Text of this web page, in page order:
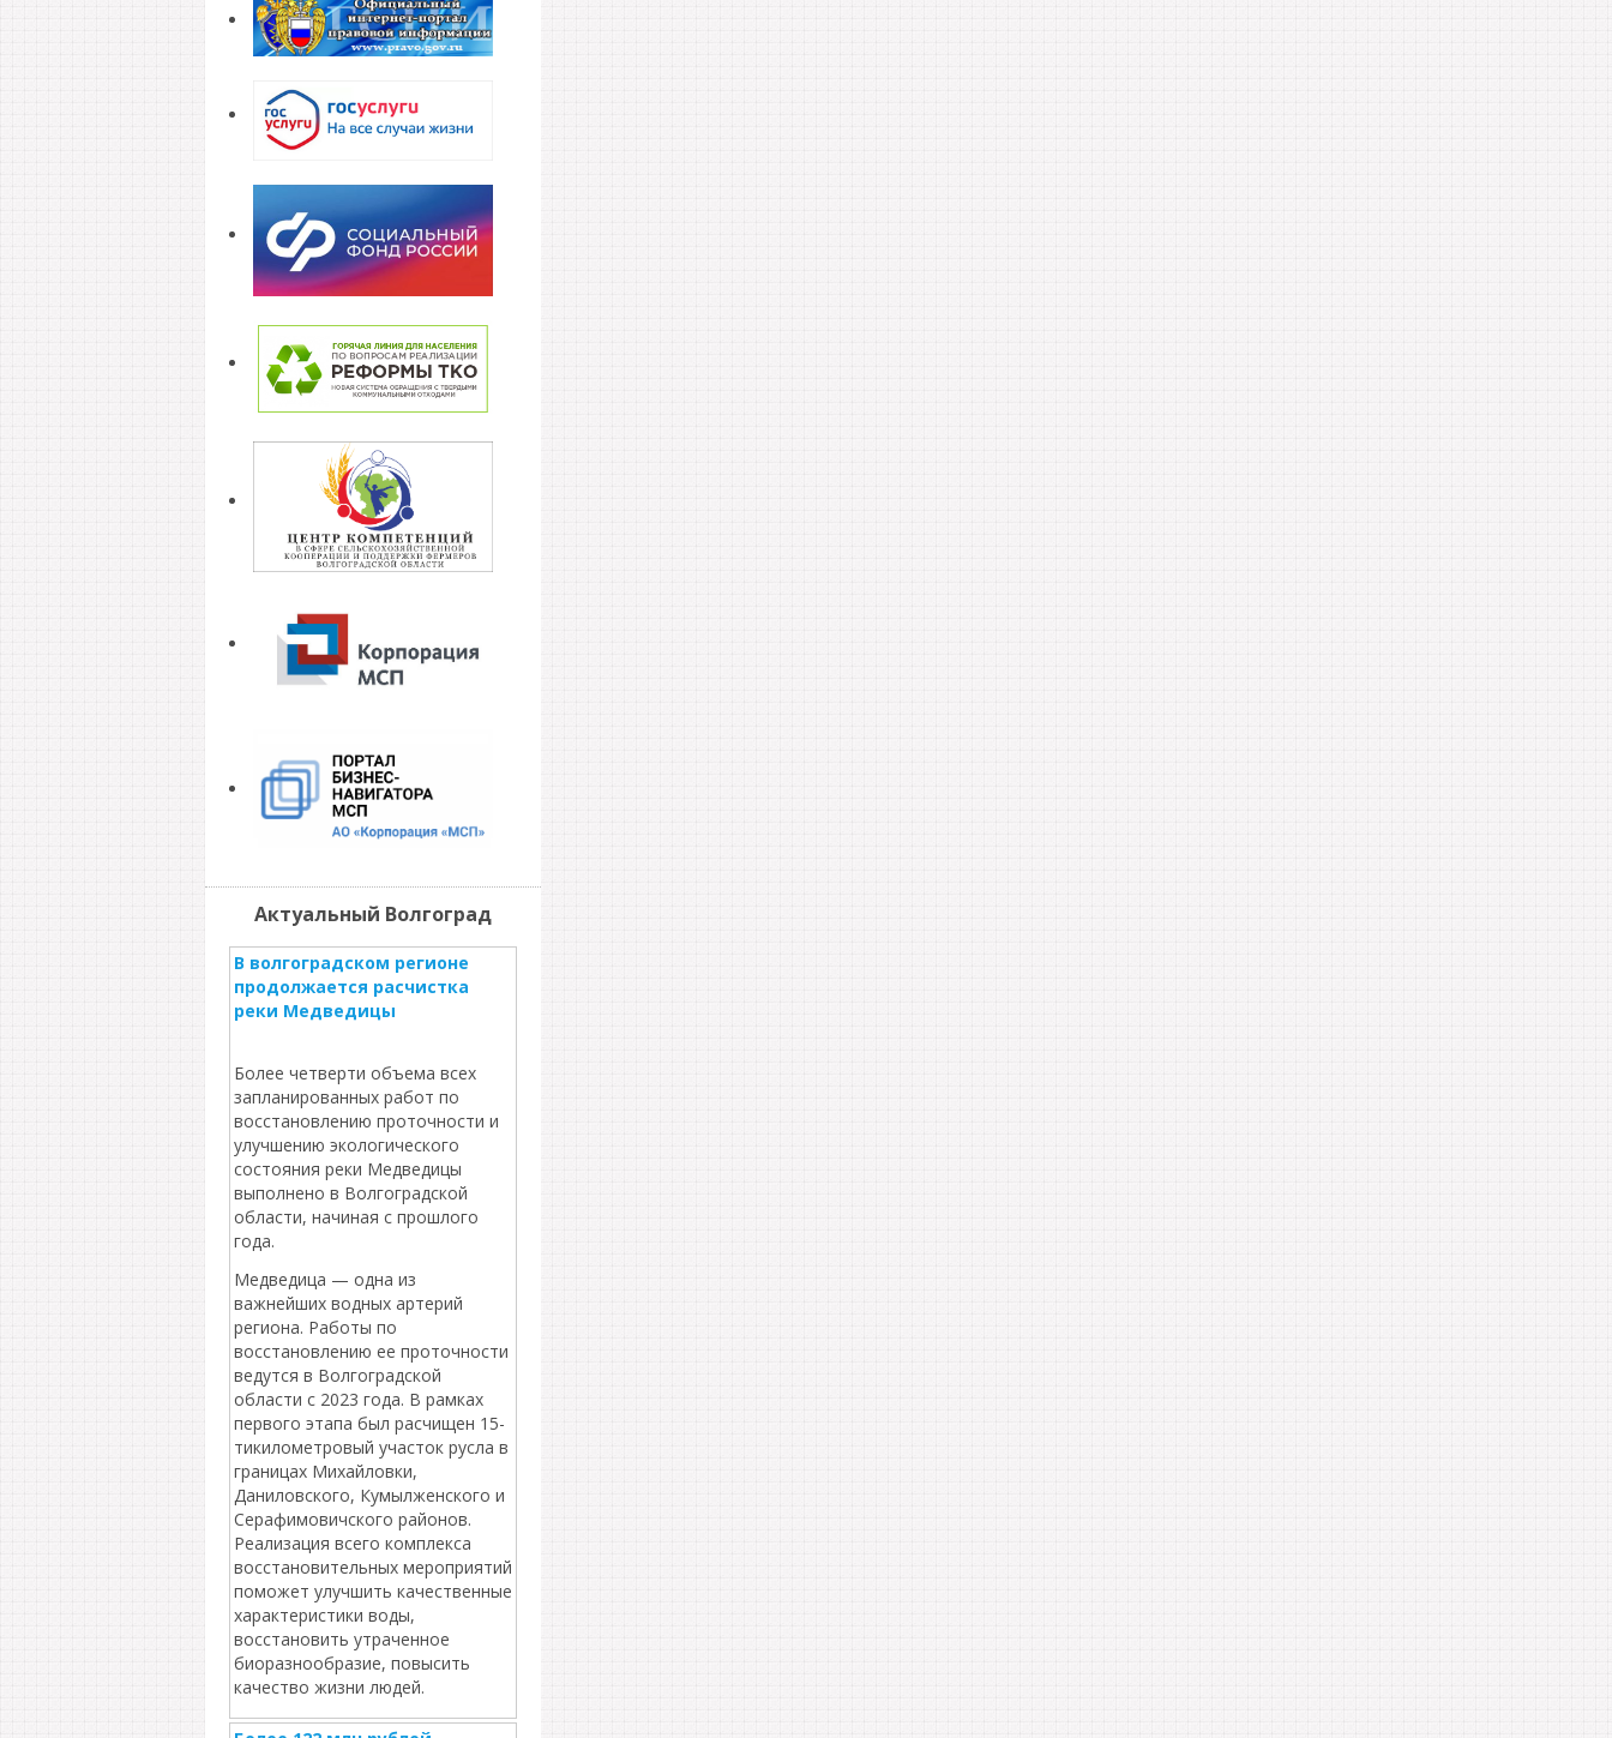
Актуальный Волгоград
В волгоградском регионе
продолжается расчистка
реки Медведицы
Более четверти объема всех
запланированных работ по
восстановлению проточности и
улучшению экологического
состояния реки Медведицы
выполнено в Волгоградской
области, начиная с прошлого
года.
Медведица — одна из
важнейших водных артерий
региона. Работы по
восстановлению ее проточности
ведутся в Волгоградской
области с 2023 года. В рамках
первого этапа был расчищен 15-
тикилометровый участок русла в
границах Михайловки,
Даниловского, Кумылженского и
Серафимовичского районов.
Реализация всего комплекса
восстановительных мероприятий
поможет улучшить качественные
характеристики воды,
восстановить утраченное
биоразнообразие, повысить
качество жизни людей.